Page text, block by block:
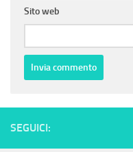
Sito web
SEGUICI: